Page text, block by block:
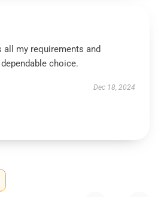
my requirements and
choice.
Dec 18, 2024